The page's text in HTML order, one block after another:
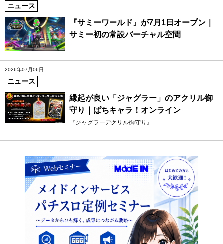
ニュース
『サミーワールド』が7月1日オープン｜
サミー初の常設バーチャル空間
2026年07月06日
ニュース
縁起が良い「ジャグラー」のアクリル御
守り｜ぱちキャラ！オンライン
『ジャグラーアクリル御守り』